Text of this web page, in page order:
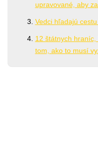
upravované, aby
Vedci hľadajú
12 štátnych
tom, ako to musí